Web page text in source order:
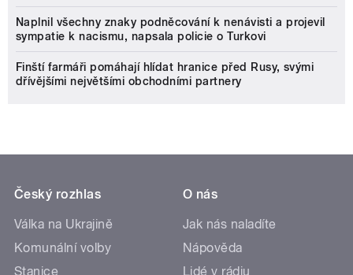
Naplnil všechny znaky podněcování k nenávisti a projevil
sympatie k nacismu, napsala policie o Turkovi
Finští farmáři pomáhají hlídat hranice před Rusy, svými
dřívějšími největšími obchodními partnery
Český rozhlas
Válka na Ukrajině
Komunální volby
Stanice
O nás
Jak nás naladíte
Nápověda
Lidé v rádiu